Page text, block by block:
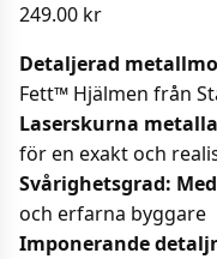
249.00 kr
Detaljerad
Fett™ Hjälmen från
Laserskurna
för en exakt och
Svårighetsgrad:
och erfarna byggare
Imponerande